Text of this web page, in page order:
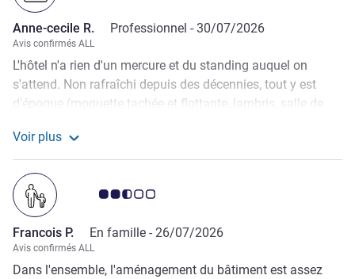
Anne-cecile R. Professionnel - 30/07/2026
Avis confirmés ALL
L'hôtel n'a rien d'un mercure et du standing auquel on
s'attend. Non rafraîchi depuis des décennies, tout y est
d'époque (moquette tachée et flottante, lambris, salle de
fonctionnelle, car associée à la mauvaise télécommande
pour laquelle l'accueil 'n'avait aucune solution'. Pas de
rideaux occultants donc plein soleil dans la chambre dès
7h, ... Une expérience qu'on n'a pas tellement envie de
retenter.
Voir plus
Note Avis clients 2.5/5
Francois P. En famille - 26/07/2026
Avis confirmés ALL
Dans l'ensemble, l'aménagement du bâtiment est assez